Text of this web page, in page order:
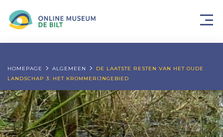
HOMEPAGE ALGEMEEN
DE LAATSTE RESTEN VAN HET OUDE
LANDSCHAP 3: HET KROMMERIJNGEBIED